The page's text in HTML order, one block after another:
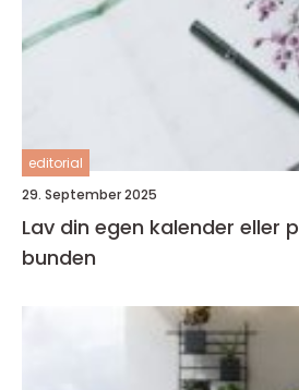
editorial
29. September 2025
Lav din egen kalender eller
bunden